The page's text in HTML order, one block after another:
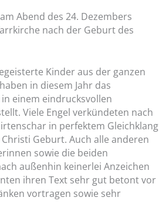
Abend des 24. Dezembers
nach der Geburt des
Kinder aus der ganzen
in diesem Jahr das
einem eindrucksvollen
Viele Engel verkündeten nach
in perfektem Gleichklang
Geburt. Auch alle anderen
sowie die beiden
außenhin keinerlei Anzeichen
ihren Text sehr gut betont vor
vortragen sowie sehr